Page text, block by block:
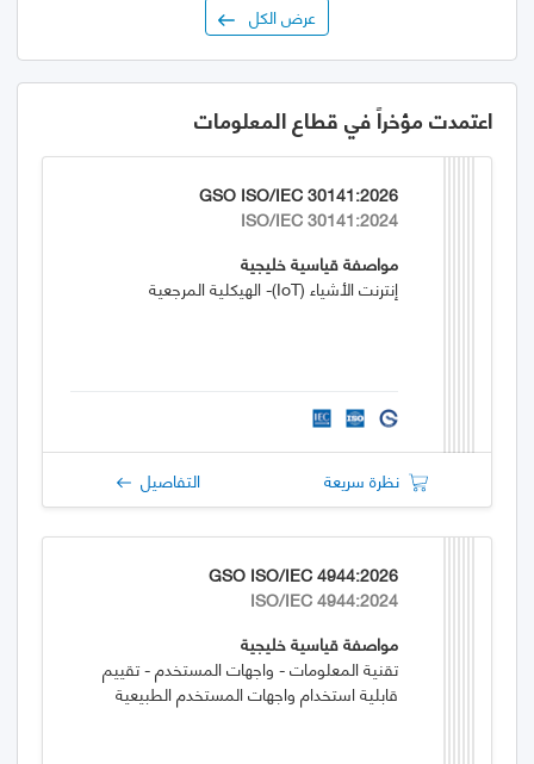
عرض الكل
اعتمدت مؤخراً في قطاع المعلومات
GSO ISO/IEC 30141:2026
ISO/IEC 30141:2024
مواصفة قياسية خليجية
إنترنت الأشياء (IoT)- الهيكلية المرجعية
نظرة سريعة التفاصيل
GSO ISO/IEC 4944:2026
ISO/IEC 4944:2024
مواصفة قياسية خليجية
تقنية المعلومات - واجهات المستخدم - تقييم
قابلية استخدام واجهات المستخدم الطبيعية